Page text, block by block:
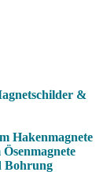
&
Hakenmagnete